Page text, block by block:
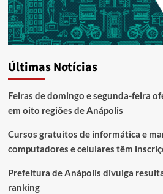
Últimas Notícias
Feiras de domingo e segunda-feira
em oito regiões de Anápolis
Cursos gratuitos de informática e
computadores e celulares têm
Prefeitura de Anápolis divulga
ranking